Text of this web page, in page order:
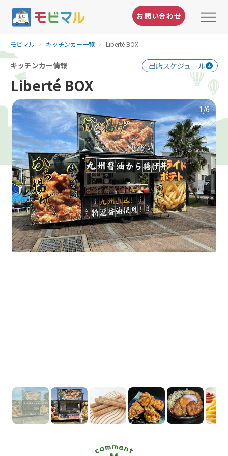
お問い合わせ
モビマル キッチンカー一覧 Liberté BOX
キッチンカー情報 出店スケジュール
Liberté BOX
1/6